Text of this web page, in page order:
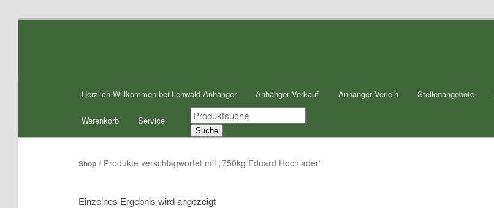
Herzlich Willkommen bei Lehwald Anhänger Anhänger Verkauf Anhänger Verleih Stellenangebote
Warenkorb Service
Products
search
Suche
Shop/ Produkte verschlagwortet mit „750kg Eduard Hochlader“
Einzelnes Ergebnis wird angezeigt